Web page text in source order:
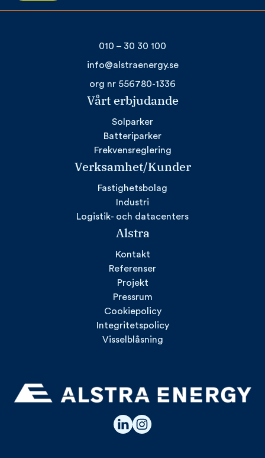
010 – 30 30 100
info@alstraenergy.se
org nr 556780-1336
Vårt erbjudande
Solparker
Batteriparker
Frekvensreglering
Verksamhet/Kunder
Fastighetsbolag
Industri
Logistik- och datacenters
Alstra
Kontakt
Referenser
Projekt
Pressrum
Cookiepolicy
Integritetspolicy
Visselblåsning